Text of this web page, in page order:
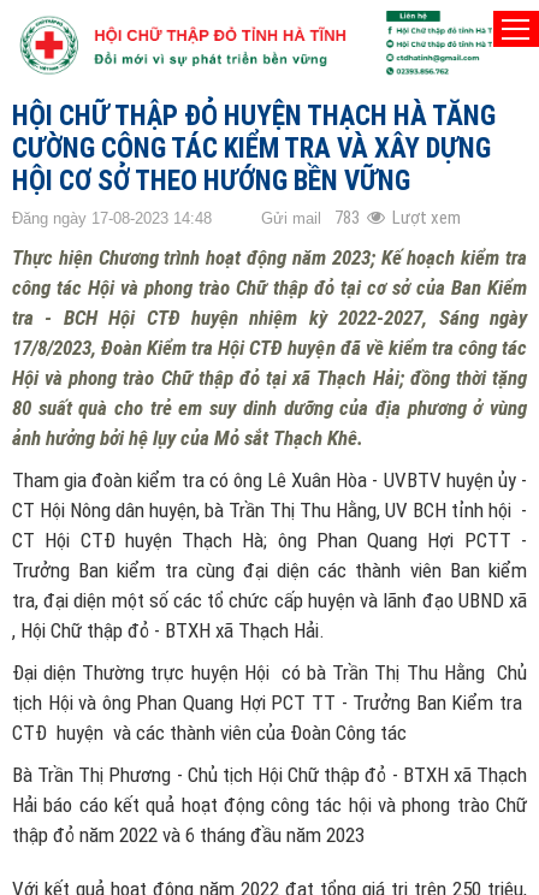
TRANG CHỦ
HỘI CHỮ THẬP ĐỎ HUYỆN THẠCH HÀ TĂNG
CƯỜNG CÔNG TÁC KIỂM TRA VÀ XÂY DỰNG
HỘI CƠ SỞ THEO HƯỚNG BỀN VỮNG
Đăng ngày 17-08-2023 14:48 Gửi mail 783 Lượt xem
Thực hiện Chương trình hoạt động năm 2023; Kế hoạch kiểm tra
công tác Hội và phong trào Chữ thập đỏ tại cơ sở của Ban Kiểm
tra - BCH Hội CTĐ huyện nhiệm kỳ 2022-2027, Sáng ngày
17/8/2023, Đoàn Kiểm tra Hội CTĐ huyện đã về kiểm tra công tác
Hội và phong trào Chữ thập đỏ tại xã Thạch Hải; đồng thời tặng
80 suất quà cho trẻ em suy dinh dưỡng của địa phương ở vùng
ảnh hưởng bởi hệ lụy của Mỏ sắt Thạch Khê.
Tham gia đoàn kiểm tra có ông Lê Xuân Hòa - UVBTV huyện ủy -
CT Hội Nông dân huyện, bà Trần Thị Thu Hằng, UV BCH tỉnh hội -
CT Hội CTĐ huyện Thạch Hà; ông Phan Quang Hợi PCTT -
Trưởng Ban kiểm tra cùng đại diện các thành viên Ban kiểm
tra, đại diện một số các tổ chức cấp huyện và lãnh đạo UBND xã
, Hội Chữ thập đỏ - BTXH xã Thạch Hải.
Đại diện Thường trực huyện Hội có bà Trần Thị Thu Hằng Chủ
tịch Hội và ông Phan Quang Hợi PCT TT - Trưởng Ban Kiểm tra
CTĐ huyện và các thành viên của Đoàn Công tác
Bà Trần Thị Phương - Chủ tịch Hội Chữ thập đỏ - BTXH xã Thạch
Hải báo cáo kết quả hoạt động công tác hội và phong trào Chữ
thập đỏ năm 2022 và 6 tháng đầu năm 2023
Với kết quả hoạt động năm 2022 đạt tổng giá trị trên 250 triệu,